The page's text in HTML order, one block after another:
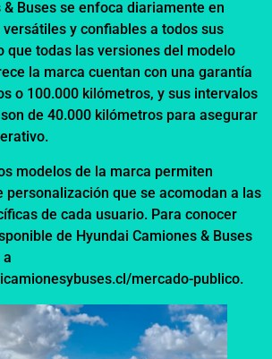
& Buses se enfoca diariamente en
y confiables a todos sus
que todas las versiones del modelo
la marca cuentan con una garantía
o 100.000 kilómetros, y sus intervalos
de 40.000 kilómetros para asegurar
modelos de la marca permiten
personalización que se acomodan a las
de cada usuario. Para conocer
de Hyundai Camiones & Buses
a
mercado-publico.